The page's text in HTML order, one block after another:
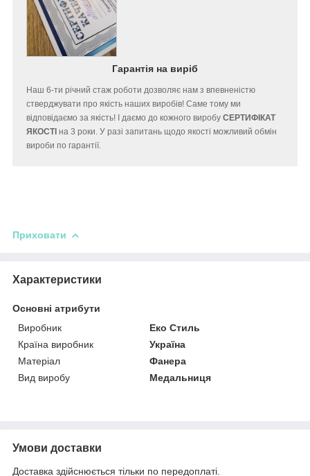
Гарантія на виріб
Наш 6-ти річний стаж роботи дозволяє нам з впевненістю
стверджувати про якість наших виробів! Саме тому ми
відповідаємо за якість! І даємо до кожного виробу СЕРТИФІКАТ
ЯКОСТІ на 3 роки. У разі запитань щодо якості можливий обмін
вироби по гарантії.
Приховати
Характеристики
Основні атрибути
Виробник
Еко Стиль
Країна виробник
Україна
Матеріал
Фанера
Вид виробу
Медальниця
Умови доставки
Доставка здійснюється тільки по передоплаті.